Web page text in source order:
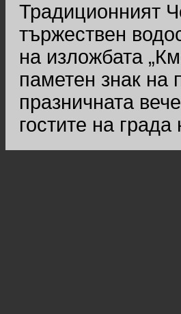
Традиционният
тържествен
на изложбата
паметен знак на
празничната
гостите на